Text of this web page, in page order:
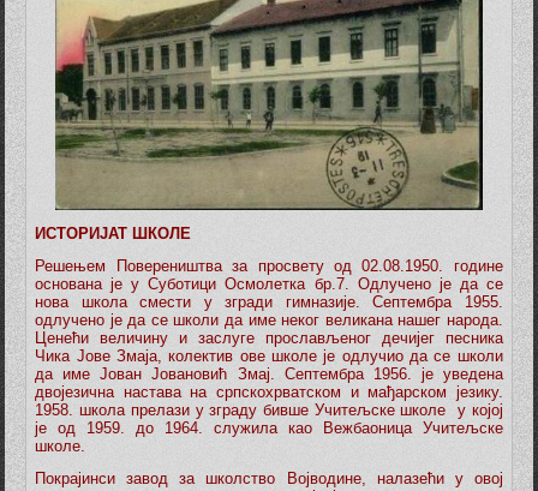
ИСТОРИЈАТ ШКОЛЕ
Решењем Повереништва за просвету од 02.08.1950. године
основана је у Суботици Осмолетка бр.7. Одлучено је да се
нова школа смести у згради гимназије. Септембра 1955.
одлучено је да се школи да име неког великана нашег народа.
Ценећи величину и заслуге прослављеног дечијег песника
Чика Јове Змаја, колектив ове школе је одлучио да се школи
да име Јован Јовановић Змај. Септембра 1956. је уведена
двојезична настава на српскохрватском и мађарском језику.
1958. школа прелази у зграду бивше Учитељске школе у којој
је од 1959. до 1964. служила као Вежбаоница Учитељске
школе.
Покрајинси завод за школство Војводине, налазећи у овој